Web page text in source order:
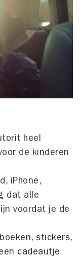
heel
de kinderen
iPhone,
dat alle
voordat je de
stickers,
cadeautje